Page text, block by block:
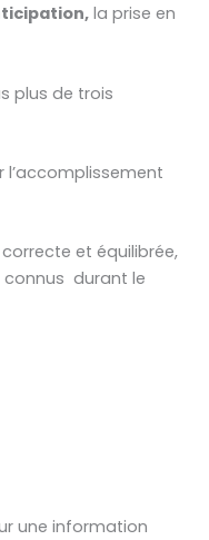
la prise en
plus de trois
l’accomplissement
et équilibrée,
connus durant le
une information